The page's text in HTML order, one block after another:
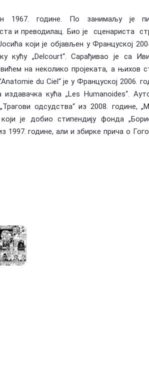
кандидата за тзв.
пензије у издаваштву —
признања Владе Репу…
У сећање:
Маки (1955-2023)
1967. године. По занимаљу је
и преводилац. Био је сценариста
који је објављен у Француској
кућу „Delcourt“. Сарађивао је са
на неколико пројеката, а њихов
du Ciel“ је у Француској 2006.
издавачка кућа „Les Humanoides“.
одсудства“ из 2008. године,
је добио стипендију фонда
1997. године, али и збирке прича о